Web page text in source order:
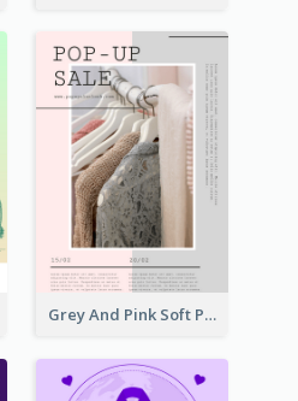
Grey And Pink Soft Photo Pop Up Sale Poster